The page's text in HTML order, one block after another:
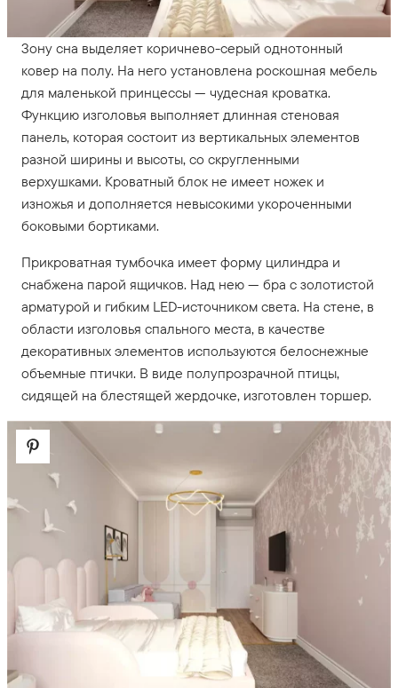
Зону сна выделяет коричнево-серый однотонный
ковер на полу. На него установлена роскошная мебель
для маленькой принцессы — чудесная кроватка.
Функцию изголовья выполняет длинная стеновая
панель, которая состоит из вертикальных элементов
разной ширины и высоты, со скругленными
верхушками. Кроватный блок не имеет ножек и
изножья и дополняется невысокими укороченными
боковыми бортиками.
Прикроватная тумбочка имеет форму цилиндра и
снабжена парой ящичков. Над нею — бра с золотистой
арматурой и гибким LED-источником света. На стене, в
области изголовья спального места, в качестве
декоративных элементов используются белоснежные
объемные птички. В виде полупрозрачной птицы,
сидящей на блестящей жердочке, изготовлен торшер.